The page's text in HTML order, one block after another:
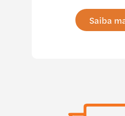
Saiba